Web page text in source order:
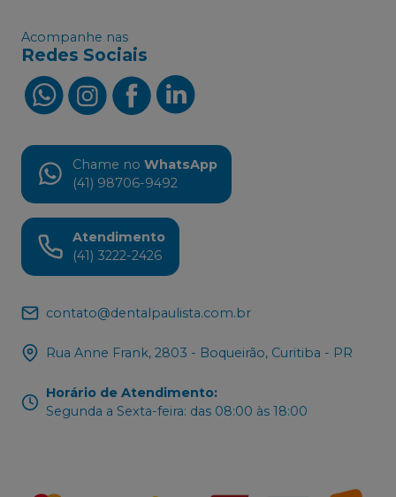
Acompanhe nas
Redes Sociais
Chame no WhatsApp
(41) 98706-9492
Atendimento
(41) 3222-2426
contato@dentalpaulista.com.br
Rua Anne Frank, 2803 - Boqueirão, Curitiba - PR
Horário de Atendimento:
Segunda a Sexta-feira: das 08:00 às 18:00